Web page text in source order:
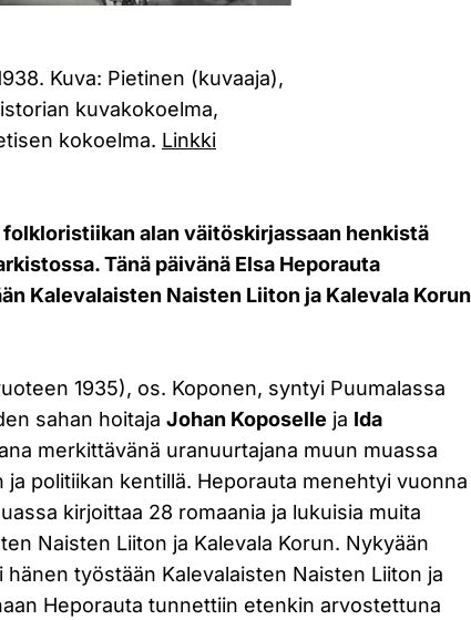
Kuva: Pietinen (kuvaaja),
kuvakokoelma,
kokoelma. Linkki
alan väitöskirjassaan henkistä
Tänä päivänä Elsa Heporauta
Kalevalaisten Naisten Liiton ja Kalevala Korun
1935), os. Koponen, syntyi Puumalassa
sahan hoitajaJohan Koposelle ja Ida
merkittävänä uranuurtajana muun muassa
politiikan kentillä. Heporauta menehtyi vuonna
kirjoittaa 28 romaania ja lukuisia muita
Naisten Liiton ja Kalevala Korun. Nykyään
työstään Kalevalaisten Naisten Liiton ja
Heporauta tunnettiin etenkin arvostettuna